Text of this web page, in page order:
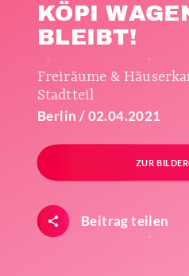
KÖPI
BLEIBT!
Freiräume &
Stadtteil
Berlin / 02.04.2021
ZUR
Beitrag teilen